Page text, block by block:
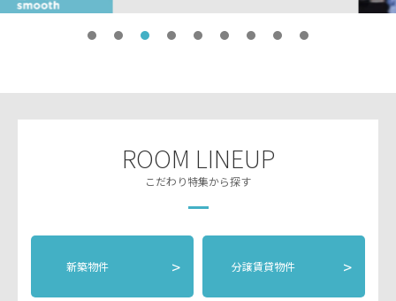
ROOM LINEUP
こだわり特集から探す
新築物件 > 分譲賃貸物件 >